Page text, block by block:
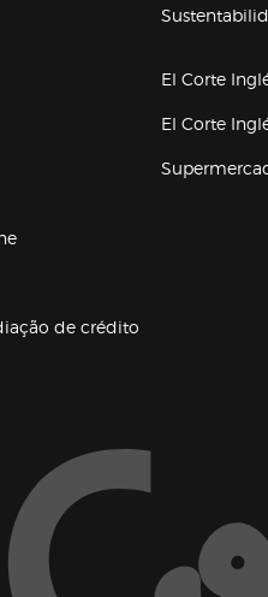
de crédito
El Corte
El Corte